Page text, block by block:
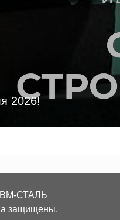
2026!
СТАЛЬ
защищены.